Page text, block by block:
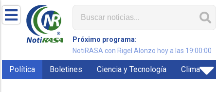
Próximo programa:
NotiRASA con Rigel Alonzo hoy a las 19:00:00
Política Boletines Ciencia y Tecnología Clima